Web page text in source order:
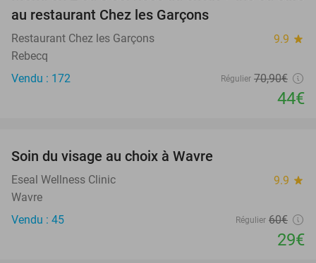
au restaurant Chez les Garçons
Restaurant Chez les Garçons 9.9 star
Rebecq
Vendu : 172
Régulier 70,90€
44€
Soin du visage au choix à Wavre
Eseal Wellness Clinic 9.9 star
Wavre
Vendu : 45
Régulier 60€
29€